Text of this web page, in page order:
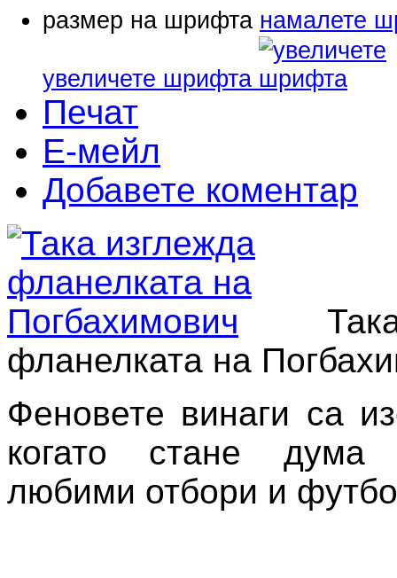
размер на шрифта намалете
увеличете шрифта
Печат
Е-мейл
Добавете коментар
фланелката на
Феновете винаги са
когато стане дума
любими отбори и